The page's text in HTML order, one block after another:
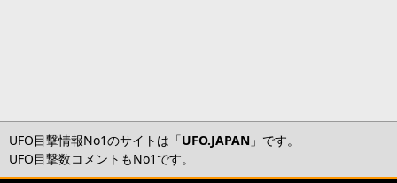
UFO目撃情報No1のサイトは「UFO.JAPAN 」です。
UFO目撃数コメントもNo1です。